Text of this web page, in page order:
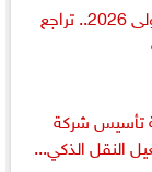
مؤشرات تنسيق المرحلة الأولى 2026.. تراجع
تأسيس شركة
النقل الذكي...